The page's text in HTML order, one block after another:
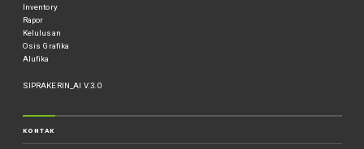
Inventory
Rapor
Kelulusan
Osis Grafika
Alufika
SIPRAKERIN_AI V.3.0
KONTAK